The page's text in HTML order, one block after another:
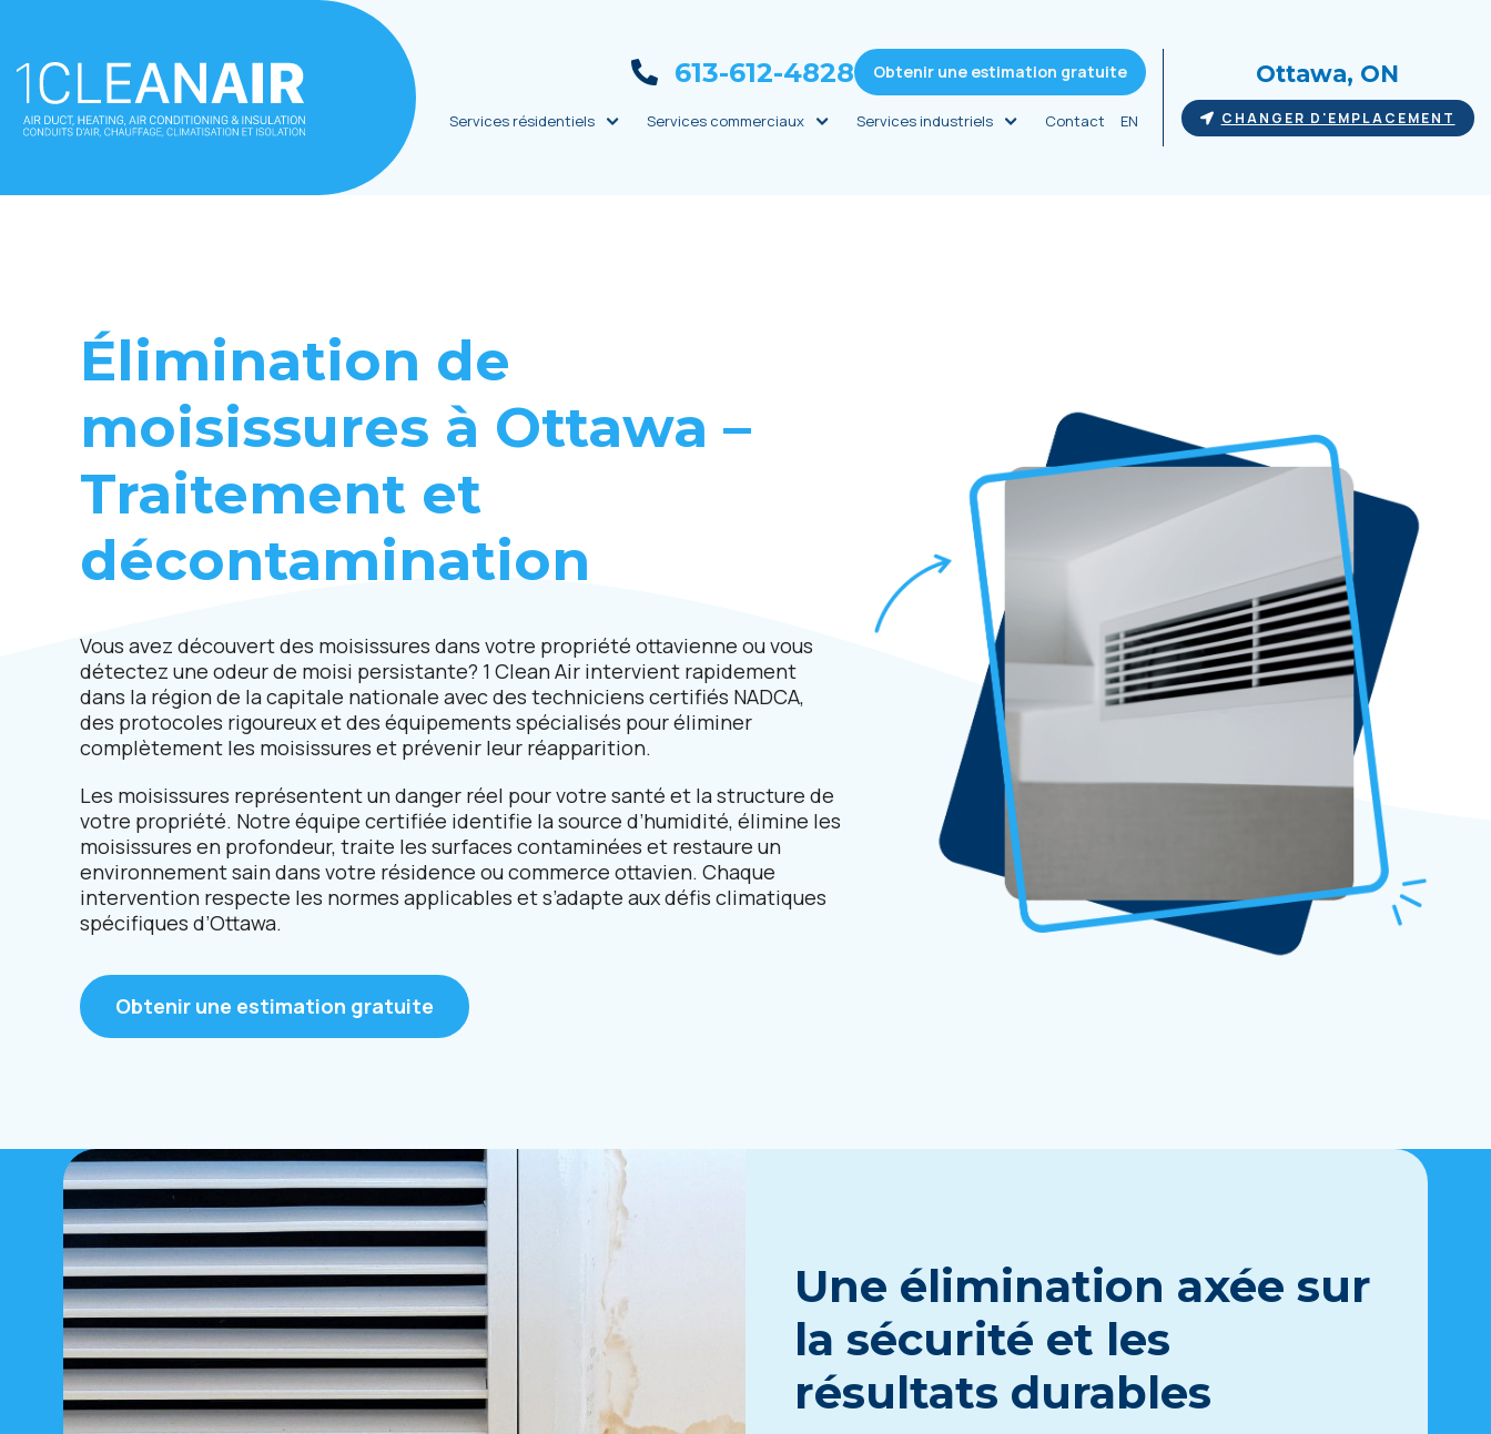
613-612-4828 Obtenir une estimation gratuite
Services résidentiels Services commerciaux Services industriels Contact EN
Ottawa, ON
CHANGER D'EMPLACEMENT
Élimination de
moisissures à Ottawa –
Traitement et
décontamination
Vous avez découvert des moisissures dans votre propriété ottavienne ou vous
détectez une odeur de moisi persistante? 1 Clean Air intervient rapidement
dans la région de la capitale nationale avec des techniciens certifiés NADCA,
des protocoles rigoureux et des équipements spécialisés pour éliminer
complètement les moisissures et prévenir leur réapparition.
Les moisissures représentent un danger réel pour votre santé et la structure de
votre propriété. Notre équipe certifiée identifie la source d’humidité, élimine les
moisissures en profondeur, traite les surfaces contaminées et restaure un
environnement sain dans votre résidence ou commerce ottavien. Chaque
intervention respecte les normes applicables et s’adapte aux défis climatiques
spécifiques d’Ottawa.
Obtenir une estimation gratuite
Une élimination axée sur
la sécurité et les
résultats durables